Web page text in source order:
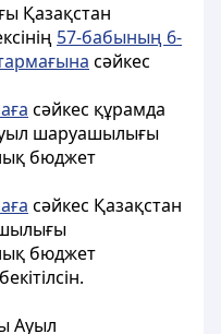
Қазақстан
57-бабының 6-
сәйкес
сәйкес құрамда
шаруашылығы
бюджет
сәйкес Қазақстан
бюджет
Ауыл